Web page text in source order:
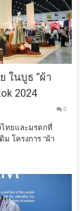
ในบูธ “ผ้า
2024
0
ทยและมรดกที่
โครงการ “ผ้า